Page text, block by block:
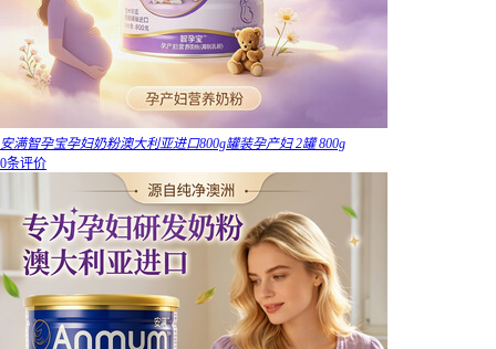
安满智孕宝孕妇奶粉澳大利亚进口800g罐装孕产妇 2罐 800g
0条评价